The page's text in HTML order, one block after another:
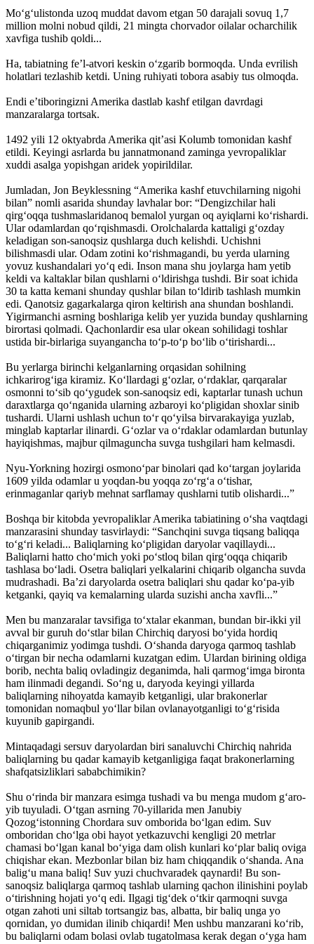
Mo‘g‘ulistonda uzoq muddat davom etgan 50 darajali sovuq 1,7
million molni nobud qildi, 21 mingta chorvador oilalar ocharchilik
xavfiga tushib qoldi...
Ha, tabiatning fe’l-atvori keskin o‘zgarib bormoqda. Unda evrilish
holatlari tezlashib ketdi. Uning ruhiyati tobora asabiy tus olmoqda.
Endi e’tiboringizni Amerika dastlab kashf etilgan davrdagi
manzaralarga tortsak.
1492 yili 12 oktyabrda Amerika qit’asi Kolumb tomonidan kashf
etildi. Keyingi asrlarda bu jannatmonand zaminga yevropaliklar
xuddi asalga yopishgan aridek yopirildilar.
Jumladan, Jon Beyklessning “Amerika kashf etuvchilarning nigohi
bilan” nomli asarida shunday lavhalar bor: “Dengizchilar hali
qirg‘oqqa tushmaslaridanoq bemalol yurgan oq ayiqlarni ko‘rishardi.
Ular odamlardan qo‘rqishmasdi. Orolchalarda kattaligi g‘ozday
keladigan son-sanoqsiz qushlarga duch kelishdi. Uchishni
bilishmasdi ular. Odam zotini ko‘rishmagandi, bu yerda ularning
yovuz kushandalari yo‘q edi. Inson mana shu joylarga ham yetib
keldi va kaltaklar bilan qushlarni o‘ldirishga tushdi. Bir soat ichida
30 ta katta kemani shunday qushlar bilan to‘ldirib tashlash mumkin
edi. Qanotsiz gagarkalarga qiron keltirish ana shundan boshlandi.
Yigirmanchi asrning boshlariga kelib yer yuzida bunday qushlarning
birortasi qolmadi. Qachonlardir esa ular okean sohilidagi toshlar
ustida bir-birlariga suyangancha to‘p-to‘p bo‘lib o‘tirishardi...
Bu yerlarga birinchi kelganlarning orqasidan sohilning
ichkarirog‘iga kiramiz. Ko‘llardagi g‘ozlar, o‘rdaklar, qarqaralar
osmonni to‘sib qo‘ygudek son-sanoqsiz edi, kaptarlar tunash uchun
daraxtlarga qo‘nganida ularning azbaroyi ko‘pligidan shoxlar sinib
tushardi. Ularni ushlash uchun to‘r qo‘yilsa birvarakayiga yuzlab,
minglab kaptarlar ilinardi. G‘ozlar va o‘rdaklar odamlardan butunlay
hayiqishmas, majbur qilmaguncha suvga tushgilari ham kelmasdi.
Nyu-Yorkning hozirgi osmono‘par binolari qad ko‘targan joylarida
1609 yilda odamlar u yoqdan-bu yoqqa zo‘rg‘a o‘tishar,
erinmaganlar qariyb mehnat sarflamay qushlarni tutib olishardi...”
Boshqa bir kitobda yevropaliklar Amerika tabiatining o‘sha vaqtdagi
manzarasini shunday tasvirlaydi: “Sanchqini suvga tiqsang baliqqa
to‘g‘ri keladi... Baliqlarning ko‘pligidan daryolar vaqillaydi...
Baliqlarni hatto cho‘mich yoki po‘stloq bilan qirg‘oqqa chiqarib
tashlasa bo‘ladi. Osetra baliqlari yelkalarini chiqarib olgancha suvda
mudrashadi. Ba’zi daryolarda osetra baliqlari shu qadar ko‘pa-yib
ketganki, qayiq va kemalarning ularda suzishi ancha xavfli...”
Men bu manzaralar tavsifiga to‘xtalar ekanman, bundan bir-ikki yil
avval bir guruh do‘stlar bilan Chirchiq daryosi bo‘yida hordiq
chiqarganimiz yodimga tushdi. O‘shanda daryoga qarmoq tashlab
o‘tirgan bir necha odamlarni kuzatgan edim. Ulardan birining oldiga
borib, nechta baliq ovladingiz deganimda, hali qarmog‘imga bironta
ham ilinmadi degandi. So‘ng u, daryoda keyingi yillarda
baliqlarning nihoyatda kamayib ketganligi, ular brakonerlar
tomonidan nomaqbul yo‘llar bilan ovlanayotganligi to‘g‘risida
kuyunib gapirgandi.
Mintaqadagi sersuv daryolardan biri sanaluvchi Chirchiq nahrida
baliqlarning bu qadar kamayib ketganligiga faqat brakonerlarning
shafqatsizliklari sababchimikin?
Shu o‘rinda bir manzara esimga tushadi va bu menga mudom g‘aro-
yib tuyuladi. O‘tgan asrning 70-yillarida men Janubiy
Qozog‘istonning Chordara suv omborida bo‘lgan edim. Suv
omboridan cho‘lga obi hayot yetkazuvchi kengligi 20 metrlar
chamasi bo‘lgan kanal bo‘yiga dam olish kunlari ko‘plar baliq oviga
chiqishar ekan. Mezbonlar bilan biz ham chiqqandik o‘shanda. Ana
balig‘u mana baliq! Suv yuzi chuchvaradek qaynardi! Bu son-
sanoqsiz baliqlarga qarmoq tashlab ularning qachon ilinishini poylab
o‘tirishning hojati yo‘q edi. Ilgagi tig‘dek o‘tkir qarmoqni suvga
otgan zahoti uni siltab tortsangiz bas, albatta, bir baliq unga yo
qornidan, yo dumidan ilinib chiqardi! Men ushbu manzarani ko‘rib,
bu baliqlarni odam bolasi ovlab tugatolmasa kerak degan o‘yga ham